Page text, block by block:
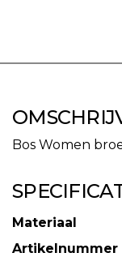
Bos Women
Materiaal
Artikelnummer